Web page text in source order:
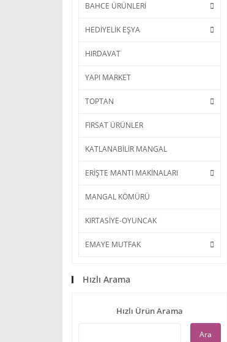
BAHCE ÜRÜNLERİ
HEDİYELİK EŞYA
HIRDAVAT
YAPI MARKET
TOPTAN
FIRSAT ÜRÜNLER
KATLANABİLİR MANGAL
ERİŞTE MANTI MAKİNALARI
MANGAL KÖMÜRÜ
KIRTASİYE-OYUNCAK
EMAYE MUTFAK
Hızlı Arama
Hızlı Ürün Arama
Ara